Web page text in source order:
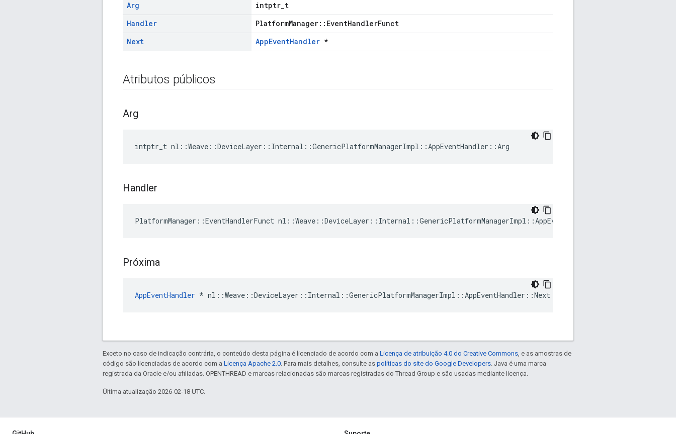
Arg
intptr_t
Handler
PlatformManager::EventHandlerFunct
Next
AppEventHandler *
Atributos públicos
Arg
intptr_t nl::Weave::DeviceLayer::Internal::GenericPlatformManagerImpl::AppEventHandler::Arg
Handler
PlatformManager::EventHandlerFunct nl::Weave::DeviceLayer::Internal::GenericPlatformManagerImpl::AppEventHandler::Handler
Próxima
AppEventHandler * nl::Weave::DeviceLayer::Internal::GenericPlatformManagerImpl::AppEventHandler::Next
Exceto no caso de indicação contrária, o conteúdo desta página é licenciado de acordo com a Licença de atribuição 4.0 do Creative Commons, e as amostras de
código são licenciadas de acordo com a Licença Apache 2.0. Para mais detalhes, consulte as políticas do site do Google Developers. Java é uma marca
registrada da Oracle e/ou afiliadas. OPENTHREAD e marcas relacionadas são marcas registradas do Thread Group e são usadas mediante licença.
Última atualização 2026-02-18 UTC.